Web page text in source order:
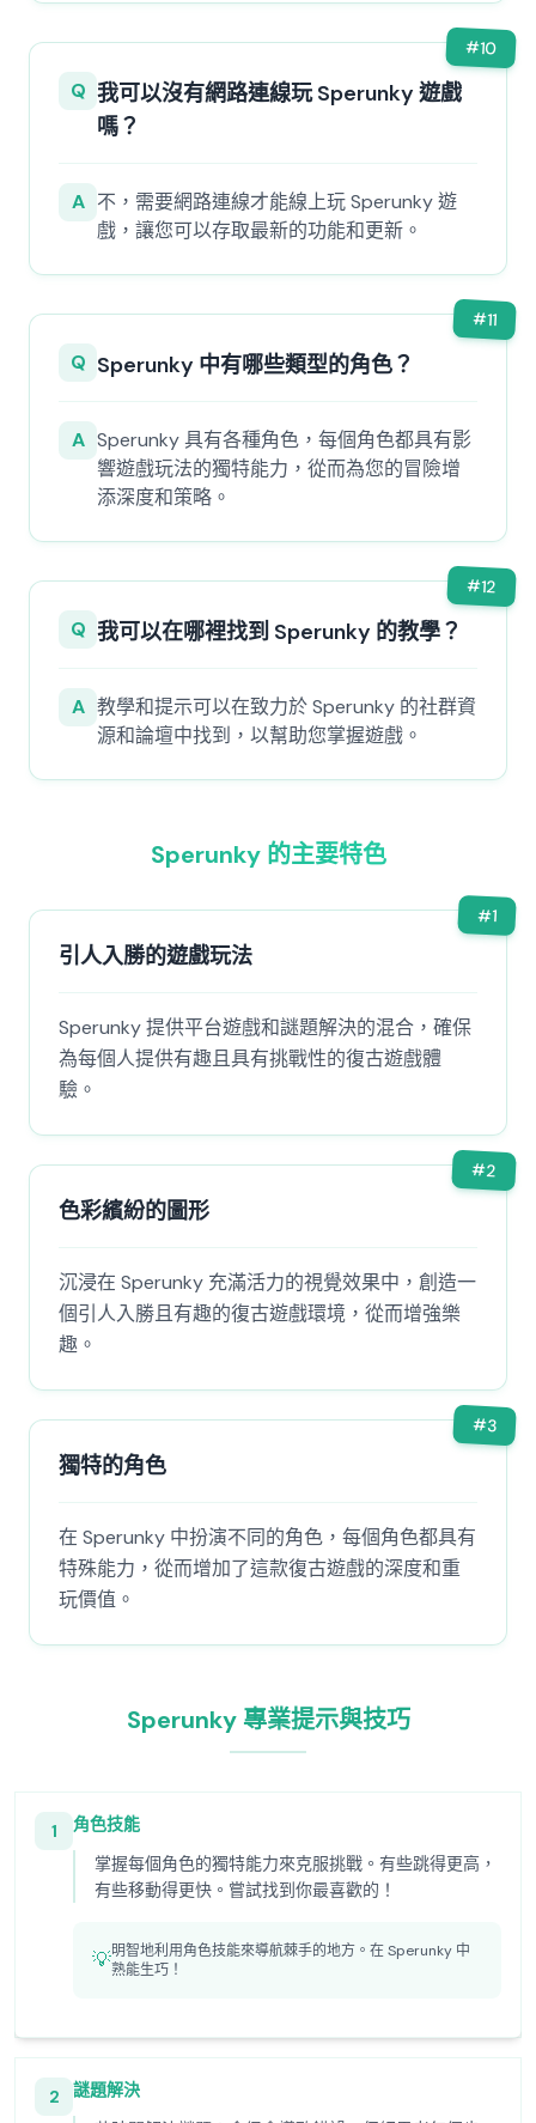
#10
Q 我可以沒有網路連線玩 Sperunky 遊戲
嗎？
A 不，需要網路連線才能線上玩 Sperunky 遊
戲，讓您可以存取最新的功能和更新。
#11
Q Sperunky 中有哪些類型的角色？
A Sperunky 具有各種角色，每個角色都具有影
響遊戲玩法的獨特能力，從而為您的冒險增
添深度和策略。
#12
Q 我可以在哪裡找到 Sperunky 的教學？
A 教學和提示可以在致力於 Sperunky 的社群資
源和論壇中找到，以幫助您掌握遊戲。
Sperunky 的主要特色
#1
引人入勝的遊戲玩法
Sperunky 提供平台遊戲和謎題解決的混合，確保
為每個人提供有趣且具有挑戰性的復古遊戲體
驗。
#2
色彩繽紛的圖形
沉浸在 Sperunky 充滿活力的視覺效果中，創造一
個引人入勝且有趣的復古遊戲環境，從而增強樂
趣。
#3
獨特的角色
在 Sperunky 中扮演不同的角色，每個角色都具有
特殊能力，從而增加了這款復古遊戲的深度和重
玩價值。
Sperunky 專業提示與技巧
1
角色技能
掌握每個角色的獨特能力來克服挑戰。有些跳得更高，
有些移動得更快。嘗試找到你最喜歡的！
💡明智地利用角色技能來導航棘手的地方。在 Sperunky 中
熟能生巧！
2
謎題解決